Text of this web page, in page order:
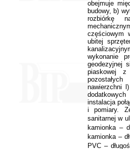
obejmuje
budowy, b)
rozbiórkę
częściowym
ubitej
wykonanie
geodezyjnej
piaskowej z
nawierzchni
instalacja
i pomiary.
sanitarnej w
kamionka –
kamionka –
PVC –